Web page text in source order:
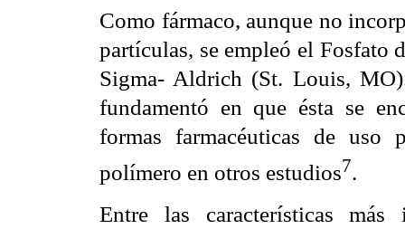
Como fármaco, aunque no
partículas, se empleó el Fosfato
Sigma- Aldrich (St. Louis,
fundamentó en que ésta se
formas farmacéuticas de
polímero en otros estudios7.
Entre las características